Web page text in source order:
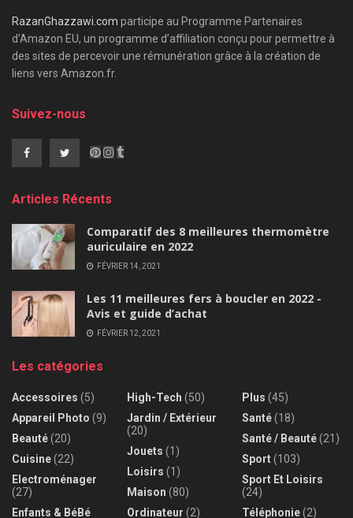
RazanGhazzawi.com participe au Programme Partenaires
d’Amazon EU, un programme d’affiliation conçu pour permettre à
des sites de percevoir une rémunération grâce à la création de
liens vers Amazon.fr.
Suivez-nous
Articles Récents
Comparatif des 8 meilleures thermomètre
auriculaire en 2022
FÉVRIER 14, 2021
Les 11 meilleures fers à boucler en 2022 -
Avis et guide d’achat
FÉVRIER 12, 2021
Les catégories
Accessoires (5)
Appareil Photo (9)
Beauté(20)
Cuisine(22)
Electroménager
(27)
Enfants & BéBé
High-Tech (50)
Jardin / Extérieur
(20)
Jouets (1)
Loisirs (1)
Maison (80)
Ordinateur (2)
Plus (45)
Santé(18)
Santé / Beauté(21)
Sport(103)
Sport Et Loisirs
(24)
Téléphonie(2)